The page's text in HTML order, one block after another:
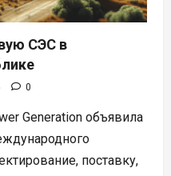
СЭС в
0
Generation объявила
поставку,